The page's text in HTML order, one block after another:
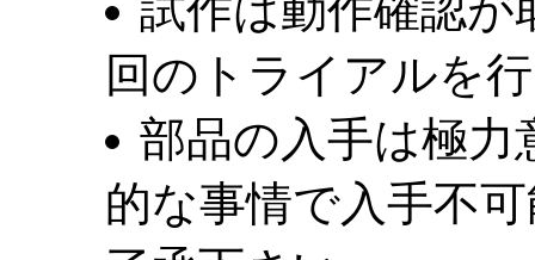
回のトライアルを
部品の入手は極力
的な事情で入手不